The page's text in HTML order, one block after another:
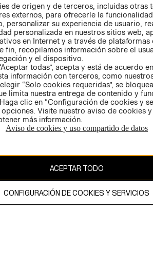
AVISO DE
PRIVACIDAD
GIFT CARD
AVISO DE
COOKIES
web está protegido por copyright y es
& Mauritz AB.
de origen y de terceros, incluidas otras
externos, para ofrecerle la
personalizar su experiencia de usuario,
personalizada en nuestros sitios web,
en Internet y a través de plataformas
fin, recopilamos información sobre el
y el dispositivo.
todas”, acepta y está de acuerdo
información con terceros, como
“Solo cookies requeridas”, se
limita nuestra entrega de contenido y
clic en “Configuración de cookies y
opciones. Visite nuestro aviso de cookies
más información.
Aviso de cookies y uso compartido de datos
ACEPTAR TODO
CONFIGURACIÓN DE COOKIES Y SERVICIOS